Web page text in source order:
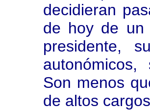
decidieran
de hoy de un
presidente,
Son menos
de altos